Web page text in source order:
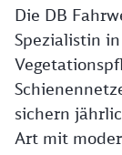
Die DB
Spezialistin
sichern
Art mit